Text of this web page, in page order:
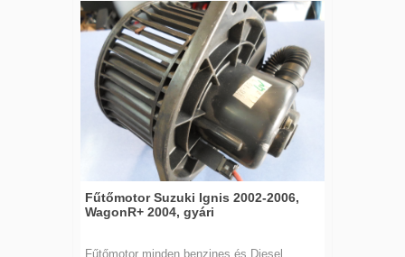
Fűtőmotor Suzuki Ignis 2002-2006,
WagonR+ 2004, gyári
Fűtőmotor minden benzines és Diesel